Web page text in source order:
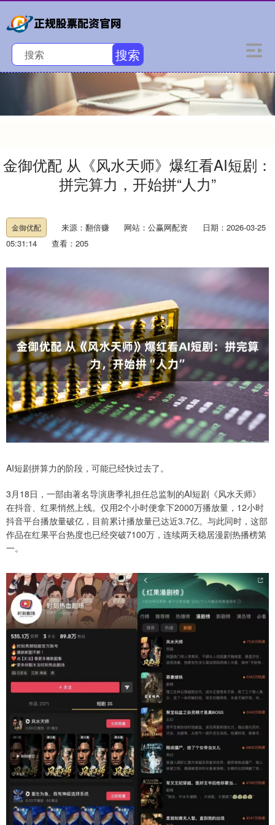
搜索
金御优配 从《风水天师》爆红看AI短剧：
拼完算力，开始拼“人力”
金御优配 来源：翻倍赚 网站：公赢网配资
日期：2026-03-25
05:31:14
查看：205
AI短剧拼算力的阶段，可能已经快过去了。
3月18日，一部由著名导演唐季礼担任总监制的AI短剧《风水天师》
在抖音、红果悄然上线。仅用2个小时便拿下2000万播放量，12小时
抖音平台播放量破亿，目前累计播放量已达近3.7亿。与此同时，这部
作品在红果平台热度也已经突破7100万，连续两天稳居漫剧热播榜第
一。